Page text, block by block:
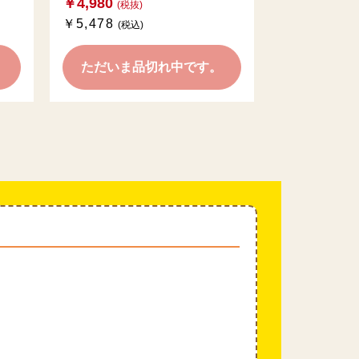
￥4,980 (税抜)
￥5,478(税込)
ただいま品切れ中です。